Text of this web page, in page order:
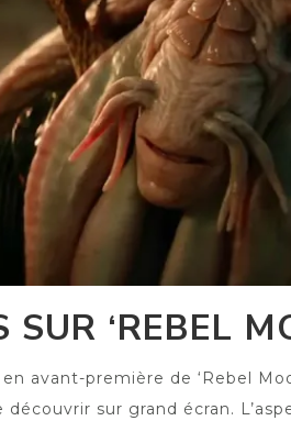
‘REBEL
avant-première de ‘Rebel
découvrir sur grand écran.